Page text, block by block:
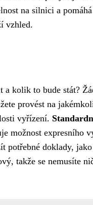
na silnici a pomáhá
vzhled.
a kolik to bude stát?
provést na
vyřízení.
možnost expresního
potřebné doklady,
takže se nemusíte